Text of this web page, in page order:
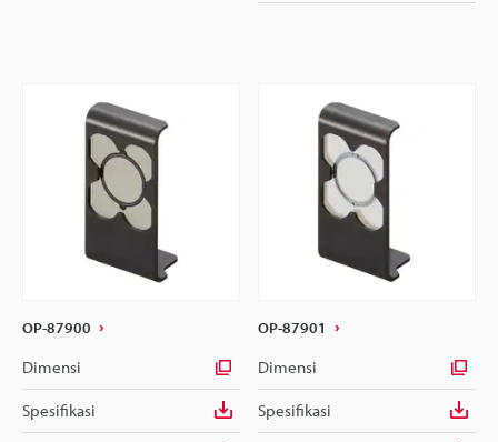
OP-87900
Dimensi
Spesifikasi
OP-87901
Dimensi
Spesifikasi